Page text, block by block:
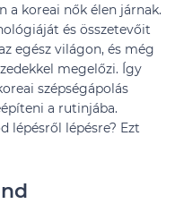
a koreai nők élen járnak.
és összetevőit
egész világon, és még
megelőzi. Így
szépségápolás
a rutinjába.
lépésről lépésre? Ezt